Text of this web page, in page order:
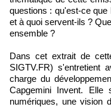
questions : qu'est-ce
et à quoi servent-ils ?
ensemble ?
Dans cet extrait de
SIGTV.FR) s'entretient
charge du
Capgemini Invent. Elle
numériques, une vision